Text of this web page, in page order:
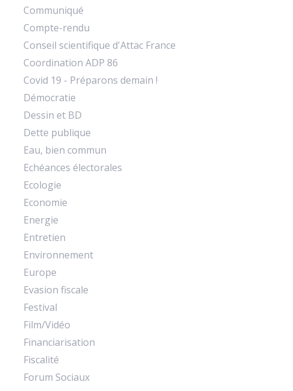
Communiqué
Compte-rendu
Conseil scientifique d'Attac France
Coordination ADP 86
Covid 19 - Préparons demain !
Démocratie
Dessin et BD
Dette publique
Eau, bien commun
Echéances électorales
Ecologie
Economie
Energie
Entretien
Environnement
Europe
Evasion fiscale
Festival
Film/Vidéo
Financiarisation
Fiscalité
Forum Sociaux